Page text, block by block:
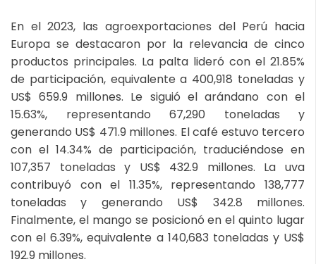
En el 2023, las agroexportaciones del Perú hacia
Europa se destacaron por la relevancia de cinco
productos principales. La palta lideró con el 21.85%
de participación, equivalente a 400,918 toneladas y
US$ 659.9 millones. Le siguió el arándano con el
15.63%, representando 67,290 toneladas y
generando US$ 471.9 millones. El café estuvo tercero
con el 14.34% de participación, traduciéndose en
107,357 toneladas y US$ 432.9 millones. La uva
contribuyó con el 11.35%, representando 138,777
toneladas y generando US$ 342.8 millones.
Finalmente, el mango se posicionó en el quinto lugar
con el 6.39%, equivalente a 140,683 toneladas y US$
192.9 millones.